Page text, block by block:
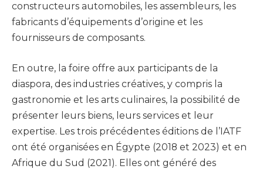
constructeurs automobiles, les assembleurs, les
fabricants d’équipements d’origine et les
fournisseurs de composants.
En outre, la foire offre aux participants de la
diaspora, des industries créatives, y compris la
gastronomie et les arts culinaires, la possibilité de
présenter leurs biens, leurs services et leur
expertise. Les trois précédentes éditions de l’IATF
ont été organisées en Égypte (2018 et 2023) et en
Afrique du Sud (2021). Elles ont généré des